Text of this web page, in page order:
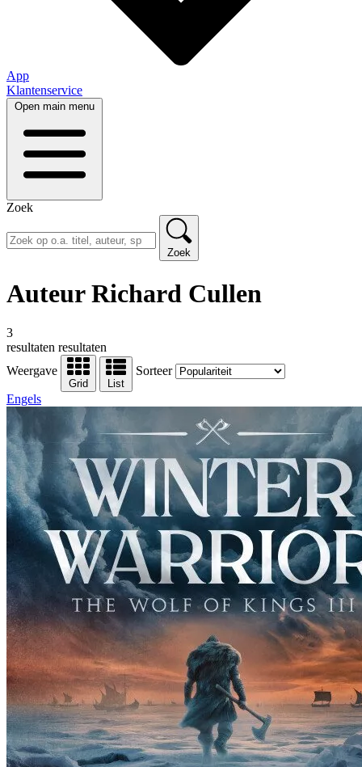
App
Klantenservice
Open main menu
Zoek
Zoek
Auteur Richard Cullen
3
resultaten resultaten
Weergave
Grid List
Sorteer
Engels